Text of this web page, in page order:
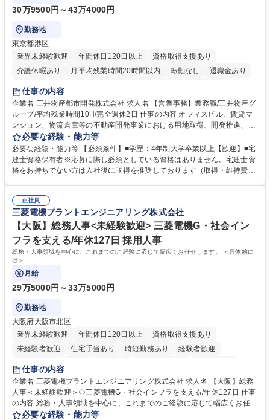
30万9500円～43万4000円
勤務地
東京都港区
業界未経験歓迎
年間休日120日以上
資格取得支援あり
介護休暇あり
月平均残業時間20時間以内 転勤なし
退職金あり
在宅OK
賞与あり
駅近5分以内
土日祝休み 寮・社宅あり
仕事の内容
企業名 三井物産都市開発株式会社 求人名 【営業事務】業務職/三井物産グ
ループ/平均残業時間10H/完全週休2日 仕事の内容 オフィスビル、賃貸マ
ンション、物流倉庫等の不動産開発事業における用地取得、開発推進、賃
貸運営、売却、仲介・活用提案等を行う営業部門において事務業務を担当
いただきます。 【詳細】・契約書管理、契約書製本、捺印対応、ファイリ
ング、登記簿取得、調書取得・支払業務（各種費用支払、支払管理、請
求・支払データ登録、取引先マスター申請対応）・予算作成及び予実管
の他に担当頂く業務が発生する場合があります。 募集職種 【営業事務】
業務職/三井物産グループ/平均残業時間10H/完全週休2日
必要な経験・能力等
必要な経験・能力等 【必須条件】■学歴：4年制大学卒業以上【歓迎】■宅
建士資格保有者※応募に際し必須としている資格はありません。宅建士資
格をお持ちでない方は入社後に取得を推奨しております（取得・維持費用
ション力がある方。 ・チャレンジを厭わず、粘り強く業務に取り組める
方。多様な関係者と謙虚に信頼関係を構築でき、期限を意識したスケジュ
ール管理が出来る方。※将来的に他部署（営業部門、コーポレート部門）
へのジョブローテーションの可能性があります。 学歴・資格 学歴：大学
院 大学 語学力： 資格：宅地建物取引士
正社員
三菱電機プラントエンジニアリング株式会社
【大阪】総務人事<未経験歓迎> 三菱電機G・社会イン
フラを支える/年休127日 採用人事
総務・人事領域を中心に、これまでのご経験に応じて幅広くお任せします。 ＜具体的に
は＞
月給
29万5000円～33万5000円
勤務地
大阪府大阪市北区
業界未経験歓迎
年間休日120日以上
資格取得支援あり
未経験者歓迎
住宅手当あり 時短勤務あり
経験者歓迎
退職金あり
駅近5分以内
土日祝休み 服装自由 寮・社宅あり 食事補助あり
仕事の内容
企業名 三菱電機プラントエンジニアリング株式会社 求人名 【大阪】総務
人事＜未経験歓迎＞◇三菱電機G・社会インフラを支える/年休127日 仕事
の内容 総務・人事領域を中心に、これまでのご経験に応じて幅広くお任せ
します。 ＜具体的には＞ ・総務/人事労務（給与・社保・勤怠管理など）
必要な経験・能力等